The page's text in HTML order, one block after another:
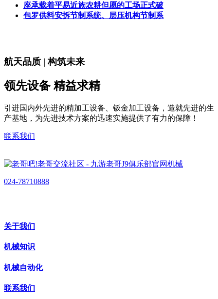
座承载着平易近族农耕但愿的工场正式破
包罗供料安拆节制系统、层压机构节制系
航天品质 | 构筑未来
领先设备 精益求精
引进国内外先进的精加工设备、钣金加工设备，造就先进的生
产基地，为先进技术方案的迅速实施提供了有力的保障！
联系我们
024-78710888
关于我们
机械知识
机械自动化
联系我们